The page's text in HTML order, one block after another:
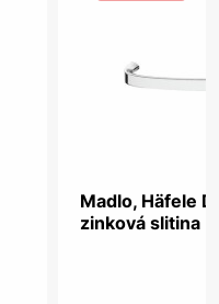
Madlo, Häfele
zinková slitina